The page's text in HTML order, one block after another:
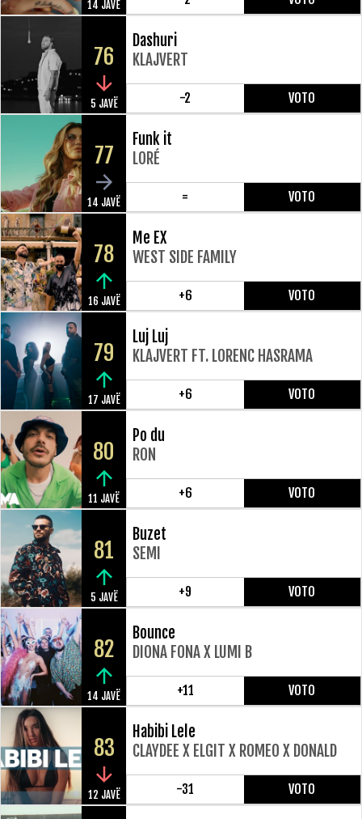
14 JAVË
76
5 JAVË
Dashuri
KLAJVERT
-2 VOTO
77
14 JAVË
Funk it
LORÉ
= VOTO
78
16 JAVË
Me EX
WEST SIDE FAMILY
+6 VOTO
79
17 JAVË
Luj Luj
KLAJVERT FT. LORENC HASRAMA
+6 VOTO
80
11 JAVË
Po du
RON
+6 VOTO
81
5 JAVË
Buzet
SEMI
+9 VOTO
82
14 JAVË
Bounce
DIONA FONA X LUMI B
+11 VOTO
83
12 JAVË
Habibi Lele
CLAYDEE X ELGIT X ROMEO X DONALD
-31 VOTO